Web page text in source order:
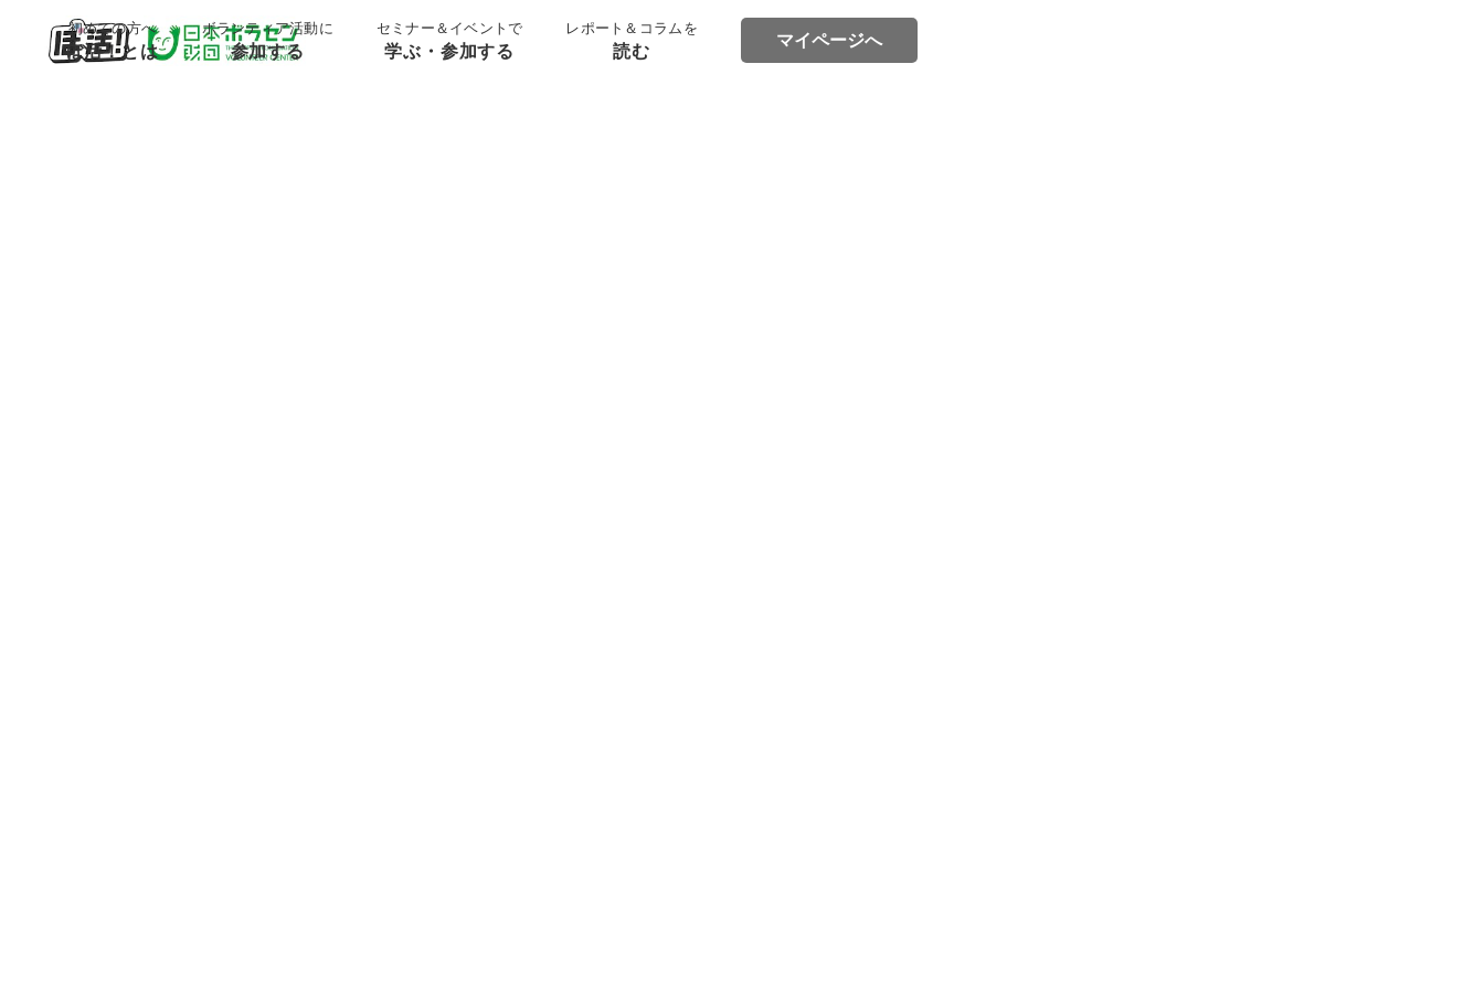
初めての方へ
ぼ活！とは
ボランティア活動に
参加する
セミナー＆イベントで
学ぶ・参加する
レポート＆コラムを
読む
マイページへ